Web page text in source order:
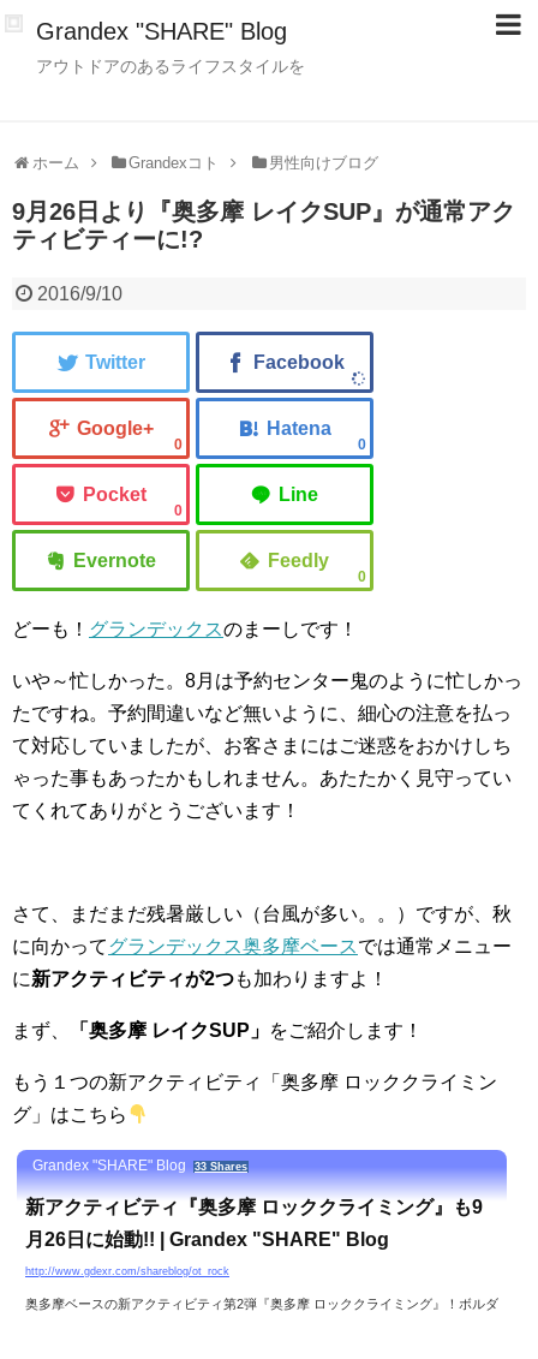
Grandex "SHARE" Blog
アウトドアのあるライフスタイルを
ホーム Grandexコト 男性向けブログ
9月26日より『奥多摩 レイクSUP』が通常アク
ティビティーに!?
2016/9/10
0 0
0
0
どーも！ グランデックスのまーしです！
いや～忙しかった。8月は予約センター鬼のように忙しかっ
たですね。予約間違いなど無いように、細心の注意を払っ
て対応していましたが、お客さまにはご迷惑をおかけしち
ゃった事もあったかもしれません。あたたかく見守ってい
てくれてありがとうございます！
さて、まだまだ残暑厳しい（台風が多い。。）ですが、秋
に向かってグランデックス奥多摩ベースでは通常メニュー
に新アクティビティが2つも加わりますよ！
まず、 「奥多摩 レイクSUP」 をご紹介します！
もう１つの新アクティビティ「奥多摩 ロッククライミン
グ」はこちら
Grandex "SHARE" Blog 33 Shares
新アクティビティ『奥多摩 ロッククライミング』も9
月26日に始動!! | Grandex "SHARE" Blog
http://www.gdexr.com/shareblog/ot_rock
奥多摩ベースの新アクティビティ第2弾『奥多摩 ロッククライミング』！ボルダ